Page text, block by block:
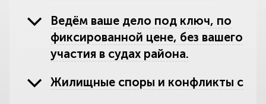
Ведём ваше дело под ключ, по
фиксированной цене, без вашего
участия в судах района.
Жилищные споры и конфликты с